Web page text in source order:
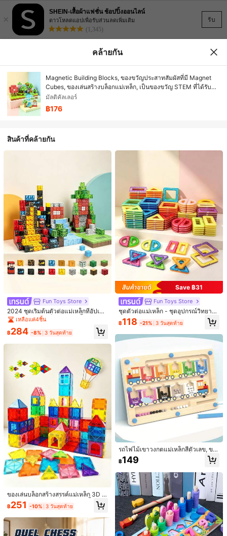
รับ
×
SHEIN-เสื้อผ้าแฟชั่น ช้อปปิ้งออนไลน์
ดาวโหลดแอปเพื่อรับส่วนลดเพิ่มเติม
(1,345)
1/11
176 -16% ฿209 3 วันสุดท้าย
Magnetic Building Blocks, ของขวัญประส
าทสัมผัสที่มี Magnet Cubes, ของเล่นสร้างบล็อ
กแม่เหล็ก, เป็นของขวัญ STEM ที่ได้รับการปรับ
ปรุงซึ่งออกแบบมาเพื่อช่วยให้เด็กพัฒนาทักษะการรับ
รู้- ของขวัญประสาทสัมผัสที่สมบูรณ์แบบสำหรับเด็ก
ชายและเด็กหญิง 3+, ของเล่นที่มีแม่เหล็กและลูกบา
ศก์เพื่อความสนุกไม่รู้จบ, สีสุ่ม
4.92(100+ )
ไซส์
28 ชิ้น 48 ชิ้น 64 ชิ้น 100 ชิ้น
จัดส่งถึง Thailand
ประมาณวันจัดส่ง:4-7 วันทำการ
มีบริการเก็บเงินปลายทาง · การชำระเงินที่ปลอดภัย · การปกป้องความเป็นส่วนตัว
คล้ายกัน
Magnetic Building Blocks, ของขวัญประสาทสัมผัสที่มี Magnet
Cubes, ของเล่นสร้างบล็อกแม่เหล็ก, เป็นของขวัญ STEM ที่ได้รับ
การปรับปรุงซึ่งออกแบบมาเพื่อช่วยให้เด็กพัฒนาทักษะการรับรู้- ของ
ขวัญประสาทสัมผัสที่สมบูรณ์แบบสำหรับเด็กชายและเด็กหญิง 3+,
ของเล่นที่มีแม่เหล็กและลูกบาศก์เพื่อความสนุกไม่รู้จบ, สีสุ่ม
มัลติคัลเลอร์
฿176
สินค้าที่คล้ายกัน
Fun Toys Store
2024 ชุดเริ่มต้นตัวต่อแม่เหล็กที่อัปเกร
ดแล้ว - สำหรับเด็กอายุ 3 ปีขึ้นไป, พัฒ
นาทักษะ STEM, สร้างแรงบันดาลใจค
วามคิดสร้างสรรค์, เพิ่มความสามารถใ
เหลือแค่4ชิ้น
฿284 -8% 3 วันสุดท้าย
ของเล่นบล็อกสร้างสรรค์แม่เหล็ก 3D เ
พชร เหมาะสำหรับเด็กอายุ 3 ปีขึ้นไป ข
องเล่นการศึกษาประสาทสัมผัส STEM
สำหรับอนุบาล ของขวัญสำหรับเด็กชา
ยและเด็กหญิง (32/66/96 ชิ้น - ขนาด
มินิ)
฿251 -10% 3 วันสุดท้าย
Save ฿31
Fun Toys Store
ชุดตัวต่อแม่เหล็ก - ชุดอุปกรณ์วิทยาศ
าสตร์และของเล่นสำหรับการเรียนรู้ ST
EM, การสร้างสรรค์และความคิดสร้างส
รรค์ - ของขวัญวันเกิดกลับไปโรงเรียน
(ขนาด: 5.5ซม./2.17นิ้ว และ 4.7ซม./1.
฿118 -21% 3 วันสุดท้าย
รถไฟไม้เขาวงกตแม่เหล็กสีตัวเลข, ขอ
งเล่นปริศนาเขาวงกตแม่เหล็กรถไฟ, กิ
จกรรมนับสี, ของเล่นเรียนรู้ทักษะยนต์ป
วันเกิด, กลับไปโรงเรียน, ของขวัญคริส
ต์มาส
฿149